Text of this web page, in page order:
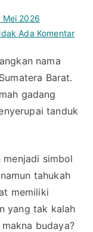
Mei 2026
Ada Komentar
nama
Barat.
gadang
tanduk
menjadi simbol
tahukah
memiliki
yang tak kalah
budaya?